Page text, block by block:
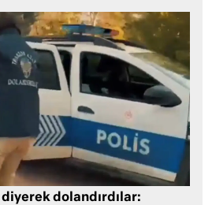
diyerek dolandırdılar: